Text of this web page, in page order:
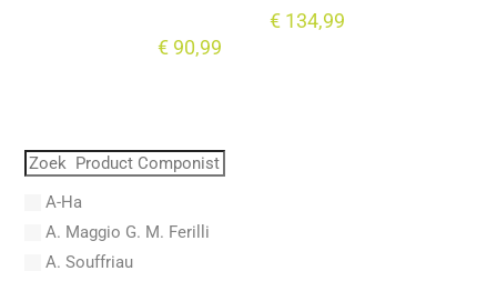
€ 90,99
€134,99
A-Ha
A. Maggio G. M. Ferilli
A. Souffriau